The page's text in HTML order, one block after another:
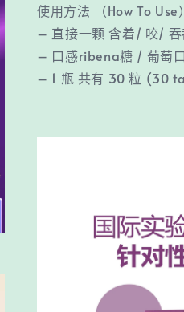
使用方法 （How To Use）
– 直接一颗 含着/ 咬/
– 口感ribena糖 / 葡萄
– 1 瓶 共有 30 粒 (30